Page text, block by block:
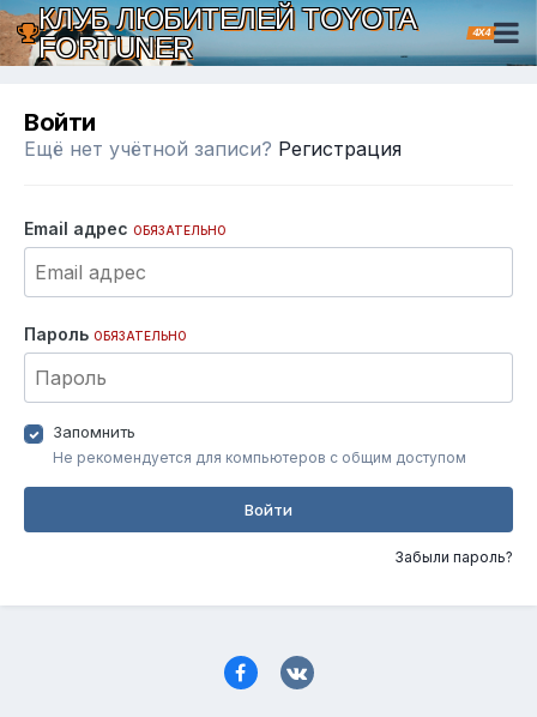
КЛУБ ЛЮБИТЕЛЕЙ TOYOTA
FORTUNER
4X4
Войти
Ещё нет учётной записи? Регистрация
Email адрес ОБЯЗАТЕЛЬНО
Пароль ОБЯЗАТЕЛЬНО
Запомнить
Не рекомендуется для компьютеров с общим доступом
Войти
Забыли пароль?